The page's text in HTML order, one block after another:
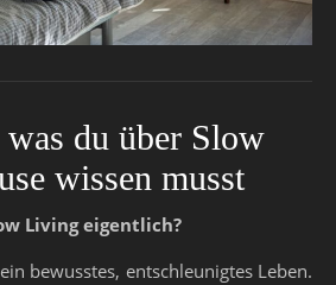
du über Slow
wissen musst
Living eigentlich?
bewusstes, entschleunigtes Leben.